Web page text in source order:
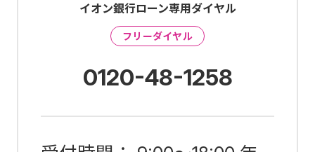
イオン銀行ローン専用ダイヤル
フリーダイヤル
0120-48-1258